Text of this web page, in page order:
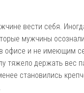
вести себя.
мужчины
офисе и не имеющим
тяжело держать вес
становились